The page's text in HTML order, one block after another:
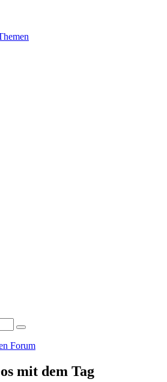
Forum
mit dem Tag